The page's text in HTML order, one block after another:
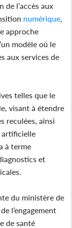
de l’accès aux
numérique
approche
modèle où le
aux services de
telles que le
visant à étendre
reculées, ainsi
artificielle
à terme
et
du ministère de
l’engagement
de santé